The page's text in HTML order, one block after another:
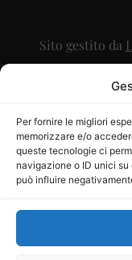
Per fornire le migliori
memorizzare e/o
queste tecnologie ci
navigazione o ID unici
può influire
Sito gestito da